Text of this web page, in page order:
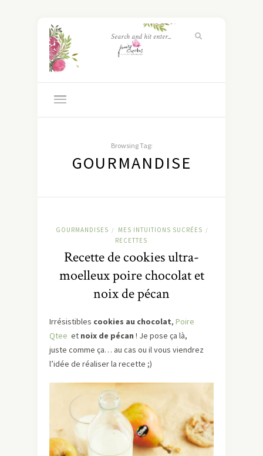
Browsing Tag:
GOURMANDISE
GOURMANDISES / MES INTUITIONS SUCRÉES /
RECETTES
Recette de cookies ultra-
moelleux poire chocolat et
noix de pécan
Irrésistibles cookies au chocolat, Poire
Qtee et noix de pécan ! Je pose ça là,
juste comme ça… au cas ou il vous viendrez
l’idée de réaliser la recette ;)